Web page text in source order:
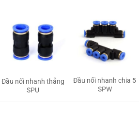
Đầu nối nhanh thẳng
SPU
Đầu nối nhanh chia 5
SPW